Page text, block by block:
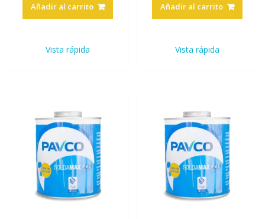
Añadir al carrito
Vista rápida
Añadir al carrito
Vista rápida